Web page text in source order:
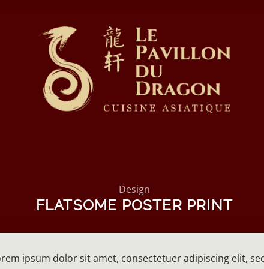
Design
FLATSOME POSTER PRINT
ipsum dolor sit amet, consectetuer adipiscing elit,